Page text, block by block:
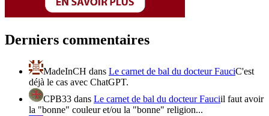
Derniers commentaires
MadeInCH dans Le carnet de bal du docteur FauciC'est
déjà le cas avec ChatGPT.
CPB33 dans Le carnet de bal du docteur Fauciil faut avoir
la "bonne" couleur et/ou la "bonne" religion...